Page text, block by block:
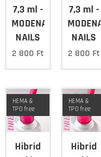
7,3 ml -
MODENA
NAILS
2 800 Ft
7,3 ml -
MODENA
NAILS
2 800 Ft
Hibrid
HEMA &
TPO free
Hibrid
HEMA &
TPO free